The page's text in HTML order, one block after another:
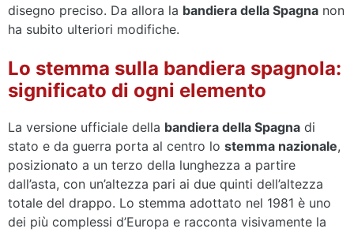
disegno preciso. Da allora la bandiera della Spagna non
ha subito ulteriori modifiche.
Lo stemma sulla bandiera spagnola:
significato di ogni elemento
La versione ufficiale della bandiera della Spagna di
stato e da guerra porta al centro lo stemma nazionale,
posizionato a un terzo della lunghezza a partire
dall’asta, con un’altezza pari ai due quinti dell’altezza
totale del drappo. Lo stemma adottato nel 1981 è uno
dei più complessi d’Europa e racconta visivamente la